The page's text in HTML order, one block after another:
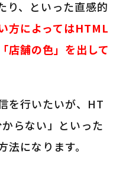
り、といった直感的
方によってはHTML
店舗の色」を出して
を行いたいが、HT
らない」といった
になります。